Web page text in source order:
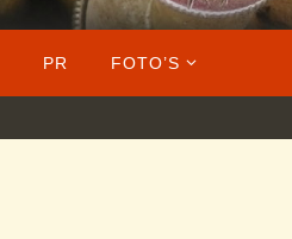
PR FOTO’S